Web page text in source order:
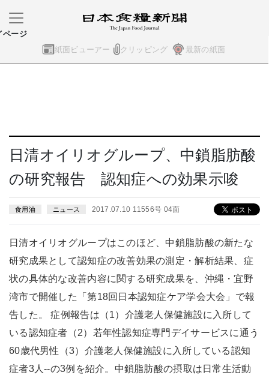
紙面ビューアー クリッピング 最新の紙面
ページ
日清オイリオグループ、中鎖脂肪酸
の研究報告 認知症への効果示唆
食用油 ニュース 2017.07.10 11556号 04面
日清オイリオグループはこのほど、中鎖脂肪酸の新たな
研究成果として認知症の改善効果の測定・解析結果、症
状の具体的な改善内容に関する研究成果を、沖縄・宜野
湾市で開催した「第18回日本認知症ケア学会大会」で報
告した。 症例報告は（1）介護老人保健施設に入所して
いる認知症者（2）若年性認知症専門デイサービスに通う
60歳代男性（3）介護老人保健施設に入所している認知
症者3人--の3例を紹介。中鎖脂肪酸の摂取は日常生活動